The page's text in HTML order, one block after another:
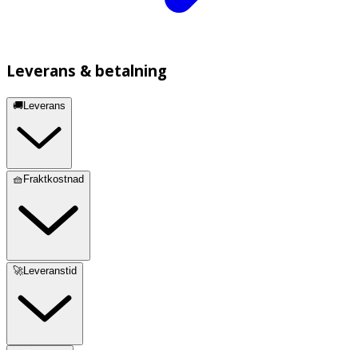
Leverans & betalning
🚚Leverans
🧺Fraktkostnad
🚀Leveranstid